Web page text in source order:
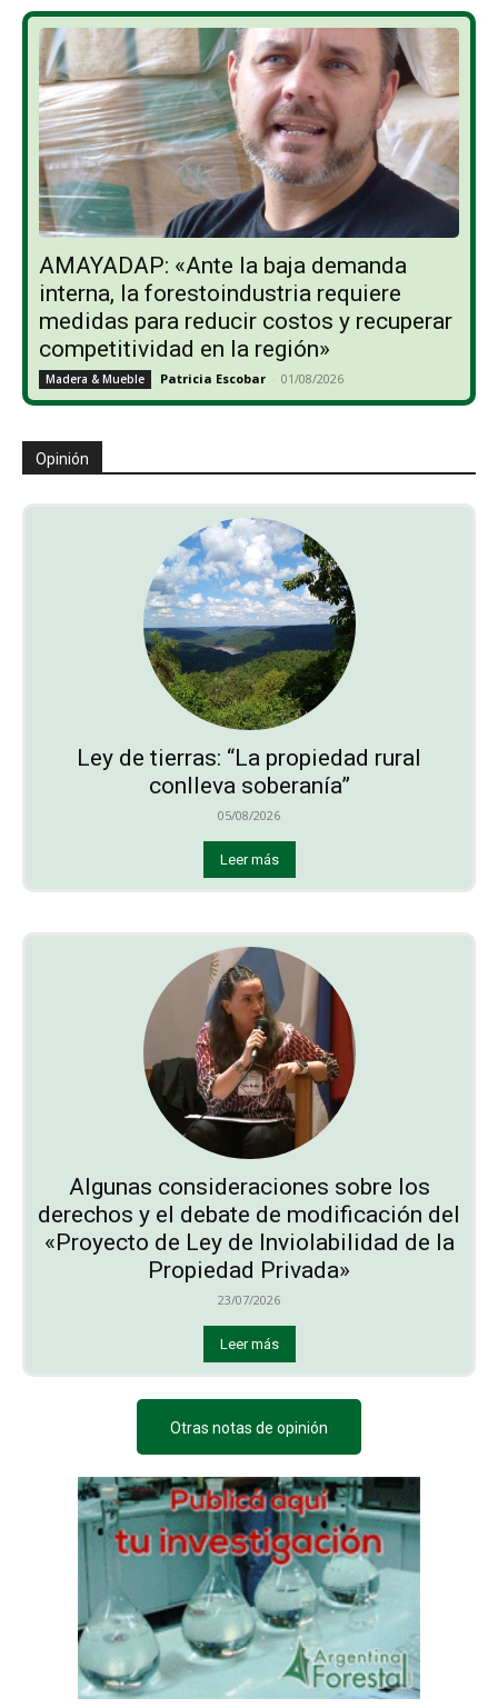
AMAYADAP: «Ante la baja demanda
interna, la forestoindustria requiere
medidas para reducir costos y recuperar
competitividad en la región»
Madera & Mueble Patricia Escobar - 01/08/2026
Opinión
Ley de tierras: “La propiedad rural
conlleva soberanía”
05/08/2026
Leer más
Algunas consideraciones sobre los
derechos y el debate de modificación del
«Proyecto de Ley de Inviolabilidad de la
Propiedad Privada»
23/07/2026
Leer más
Otras notas de opinión